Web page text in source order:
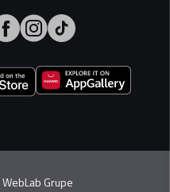
WebLab Grupe